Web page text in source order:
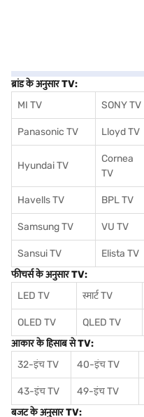
ब्रांड के अनुसार TV:
MI TV
SONY TV
Panasonic TV Lloyd TV
Hyundai TV
Cornea
TV
Havells TV BPL TV
Samsung TV VU TV
Sansui TV Elista TV
फीचर्स के अनुसार TV:
LED TV
स्मार्ट TV
OLED TV QLED TV
आकार के हिसाब से TV:
32-इंच TV
40-इंच TV
43-इंच TV 49-इंच TV
बजट के अनुसार TV: